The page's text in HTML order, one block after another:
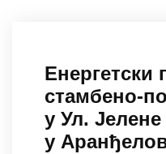
Енергетски
стамбено-
у Ул.
у